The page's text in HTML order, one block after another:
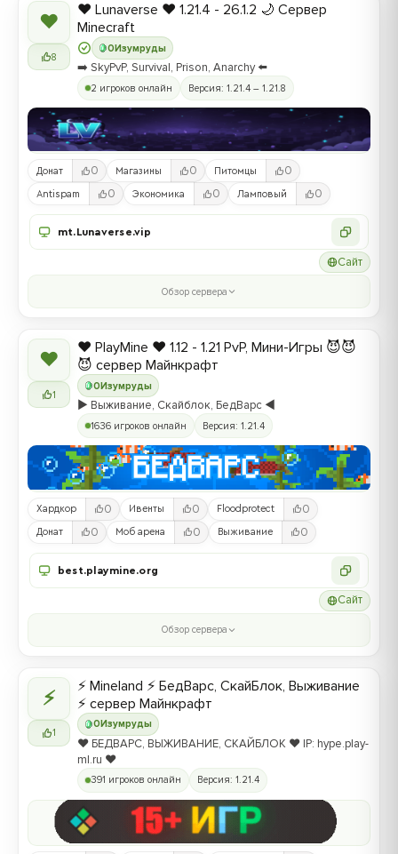
❤
8
0Изумруды
❤️ Lunaverse ❤️ 1.21.4 - 26.1.2 🌙 Сервер
Minecraft
➡️ SkyPvP, Survival, Prison, Anarchy ⬅️
2 игроков онлайн Версия: 1.21.4 – 1.21.8
Донат 0 Магазины 0 Питомцы 0
Antispam 0 Экономика 0 Ламповый 0
mt.Lunaverse.vip
Сайт
Обзор сервера
❤
1
0Изумруды
❤️ PlayMine ❤️ 1.12 - 1.21 PvP, Мини-Игры 😈😈
😈 сервер Майнкрафт
▶️ Выживание, Скайблок, БедВарс ◀️
1636 игроков онлайн Версия: 1.21.4
Хардкор 0 Ивенты 0 Floodprotect 0
Донат 0 Моб арена 0 Выживание 0
best.playmine.org
Сайт
Обзор сервера
⚡
1
0 Изумруды
⚡ Mineland ⚡ БедВарс, СкайБлок, Выживание
⚡ сервер Майнкрафт
❤️ БЕДВАРС, ВЫЖИВАНИЕ, СКАЙБЛОК ❤️ IP: hype.play-
ml.ru ❤️
391 игроков онлайн Версия: 1.21.4